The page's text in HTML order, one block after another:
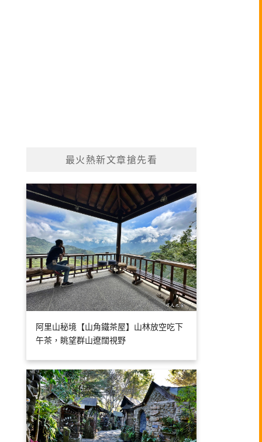
最火熱新文章搶先看
阿里山秘境【山角鐵茶屋】山林放空吃下
午茶，眺望群山遼闊視野